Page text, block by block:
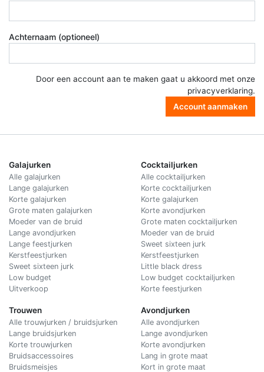
Achternaam (optioneel)
Door een account aan te maken gaat u akkoord met onze
privacyverklaring.
Account aanmaken
Galajurken
Alle galajurken
Lange galajurken
Korte galajurken
Grote maten galajurken
Moeder van de bruid
Lange avondjurken
Lange feestjurken
Kerstfeestjurken
Sweet sixteen jurk
Low budget
Uitverkoop
Trouwen
Alle trouwjurken / bruidsjurken
Lange bruidsjurken
Korte trouwjurken
Bruidsaccessoires
Bruidsmeisjes
Cocktailjurken
Alle cocktailjurken
Korte cocktailjurken
Korte galajurken
Korte avondjurken
Grote maten cocktailjurken
Moeder van de bruid
Sweet sixteen jurk
Kerstfeestjurken
Little black dress
Low budget cocktailjurken
Korte feestjurken
Avondjurken
Alle avondjurken
Lange avondjurken
Korte avondjurken
Lang in grote maat
Kort in grote maat